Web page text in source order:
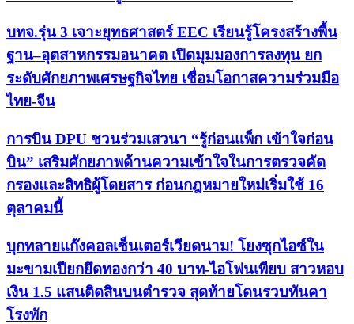
บทจ.รุ่น 3 เจาะยุทธศาสตร์ EEC เรียนรู้โครงสร้างพื้น
ฐาน–อุตสาหกรรมอนาคต เปิดมุมมองการลงทุน ยก
ระดับศักยภาพเศรษฐกิจไทย เชื่อมโอกาสความร่วมมือ
ไทย-จีน
การบิน DPU ชวนร่วมเสวนา “รู้ก่อนแพ็ก เข้าใจก่อน
บิน” เสริมศักยภาพด้านความเข้าใจในการตรวจคัด
กรองและสิทธิผู้โดยสาร ก่อนกฎหมายใหม่เริ่มใช้ 16
ตุลาคมนี้
บุกทลายแก๊งคอลเซ็นเตอร์เวียดนาม! โยงซุกไอซ์ใน
มะขามเปียกยึดทองกว่า 40 บาท-ไอโฟนเพียบ สาวหอบ
เงิน 1.5 แสนติดสินบนตำรวจ สุดท้ายโดนรวบทันคา
โรงพัก